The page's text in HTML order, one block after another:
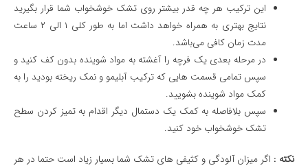
این ترکیب هر چه قدر بیشتر روی تشک خوشخواب شما قرار بگیرید
نتایج بهتری به همراه خواهد داشت اما به طور کلی ۱ الی ۲ ساعت
مدت زمان کافی می‌باشد.
در مرحله بعدی یک فرچه را آغشته به مواد شوینده بدون کف کنید و
سپس تمامی قسمت هایی که ترکیب آبلیمو و نمک ریخته بودید را به
کمک مواد شوینده بشویید.
سپس بلافاصله به کمک یک دستمال دیگر اقدام به تمیز کردن سطح
تشک خوشخواب خود کنید.
نکته : اگر میزان آلودگی و کثیفی های تشک شما بسیار زیاد است حتما در هر